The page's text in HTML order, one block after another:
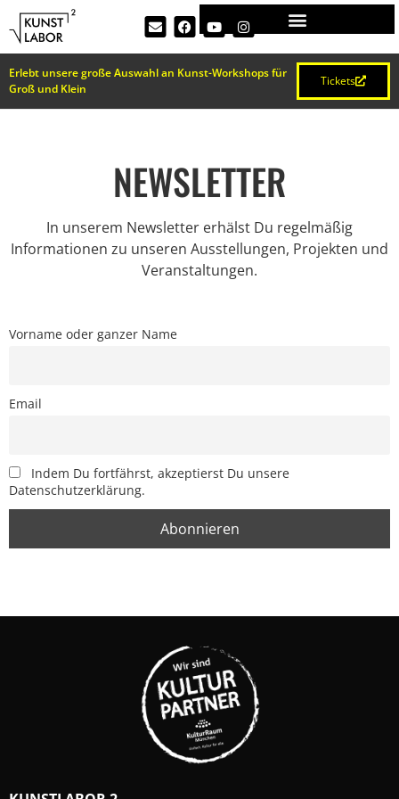
Erlebt unsere große Auswahl an Kunst-Workshops für
Groß und Klein
Tickets
NEWSLETTER
In unserem Newsletter erhälst Du regelmäßig
Informationen zu unseren Ausstellungen, Projekten und
Veranstaltungen.
Vorname oder ganzer Name
Email
Indem Du fortfährst, akzeptierst Du unsere
Datenschutzerklärung.